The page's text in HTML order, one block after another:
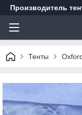
Производитель
Тенты